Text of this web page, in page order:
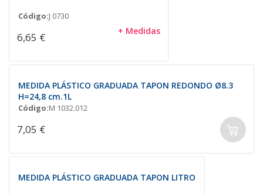
Código:J 0730
6,65 € + Medidas
MEDIDA PLÁSTICO GRADUADA TAPON REDONDO Ø8.3
H=24,8 cm.1L
Código:M 1032.012
7,05 €
MEDIDA PLÁSTICO GRADUADA TAPON LITRO